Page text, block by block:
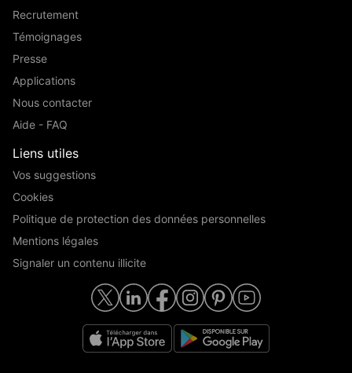
Recrutement
Témoignages
Presse
Applications
Nous contacter
Aide - FAQ
Liens utiles
Vos suggestions
Cookies
Politique de protection des données personnelles
Mentions légales
Signaler un contenu illicite